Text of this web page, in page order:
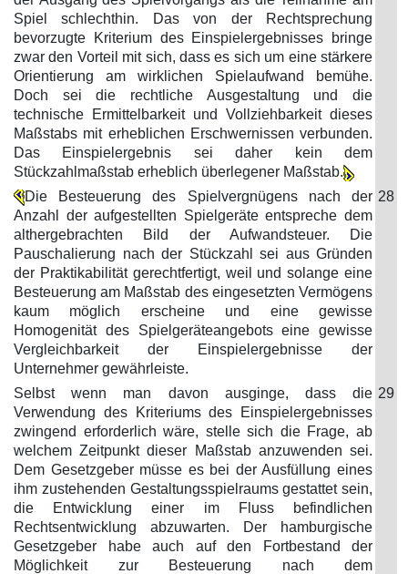
Spiel schlechthin. Das von der Rechtsprechung
bevorzugte Kriterium des Einspielergebnisses bringe
zwar den Vorteil mit sich, dass es sich um eine stärkere
Orientierung am wirklichen Spielaufwand bemühe.
Doch sei die rechtliche Ausgestaltung und die
technische Ermittelbarkeit und Vollziehbarkeit dieses
Maßstabs mit erheblichen Erschwernissen verbunden.
Das Einspielergebnis sei daher kein dem
Stückzahlmaßstab erheblich überlegener Maßstab.
Die Besteuerung des Spielvergnügens nach der
Anzahl der aufgestellten Spielgeräte entspreche dem
althergebrachten Bild der Aufwandsteuer. Die
Pauschalierung nach der Stückzahl sei aus Gründen
der Praktikabilität gerechtfertigt, weil und solange eine
Besteuerung am Maßstab des eingesetzten Vermögens
kaum möglich erscheine und eine gewisse
Homogenität des Spielgeräteangebots eine gewisse
Vergleichbarkeit der Einspielergebnisse der
Unternehmer gewährleiste.
28
Selbst wenn man davon ausginge, dass die
Verwendung des Kriteriums des Einspielergebnisses
zwingend erforderlich wäre, stelle sich die Frage, ab
welchem Zeitpunkt dieser Maßstab anzuwenden sei.
Dem Gesetzgeber müsse es bei der Ausfüllung eines
ihm zustehenden Gestaltungsspielraums gestattet sein,
die Entwicklung einer im Fluss befindlichen
Rechtsentwicklung abzuwarten. Der hamburgische
Gesetzgeber habe auch auf den Fortbestand der
Möglichkeit zur Besteuerung nach dem
29